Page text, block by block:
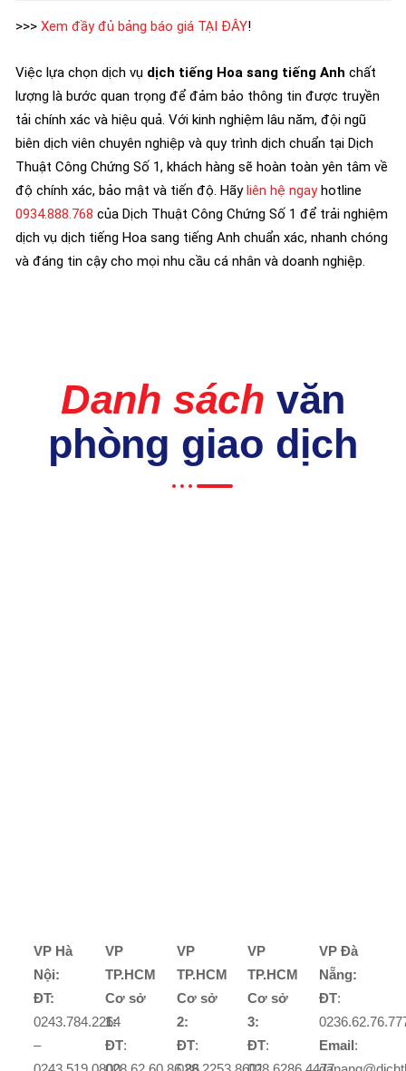
>>> Xem đầy đủ bảng báo giá TẠI ĐÂY!
Việc lựa chọn dịch vụ dịch tiếng Hoa sang tiếng Anh chất
lượng là bước quan trọng để đảm bảo thông tin được truyền
tải chính xác và hiệu quả. Với kinh nghiệm lâu năm, đội ngũ
biên dịch viên chuyên nghiệp và quy trình dịch chuẩn tại Dịch
Thuật Công Chứng Số 1, khách hàng sẽ hoàn toàn yên tâm về
độ chính xác, bảo mật và tiến độ. Hãyliên hệ ngayhotline
0934.888.768 của Dịch Thuật Công Chứng Số 1 để trải nghiệm
dịch vụ dịch tiếng Hoa sang tiếng Anh chuẩn xác, nhanh chóng
và đáng tin cậy cho mọi nhu cầu cá nhân và doanh nghiệp.
Danh sách văn
phòng giao dịch
VP Hà
Nội:
ĐT:
0243.784.2264
–
VP
TP.HCM
Cơ sở
1:
ĐT:
VP
TP.HCM
Cơ sở
2:
ĐT:
VP
TP.HCM
Cơ sở
3:
ĐT:
VP Đà
Nẵng:
ĐT:
Email: